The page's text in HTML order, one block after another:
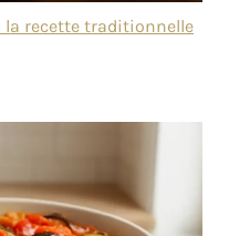
la recette traditionnelle